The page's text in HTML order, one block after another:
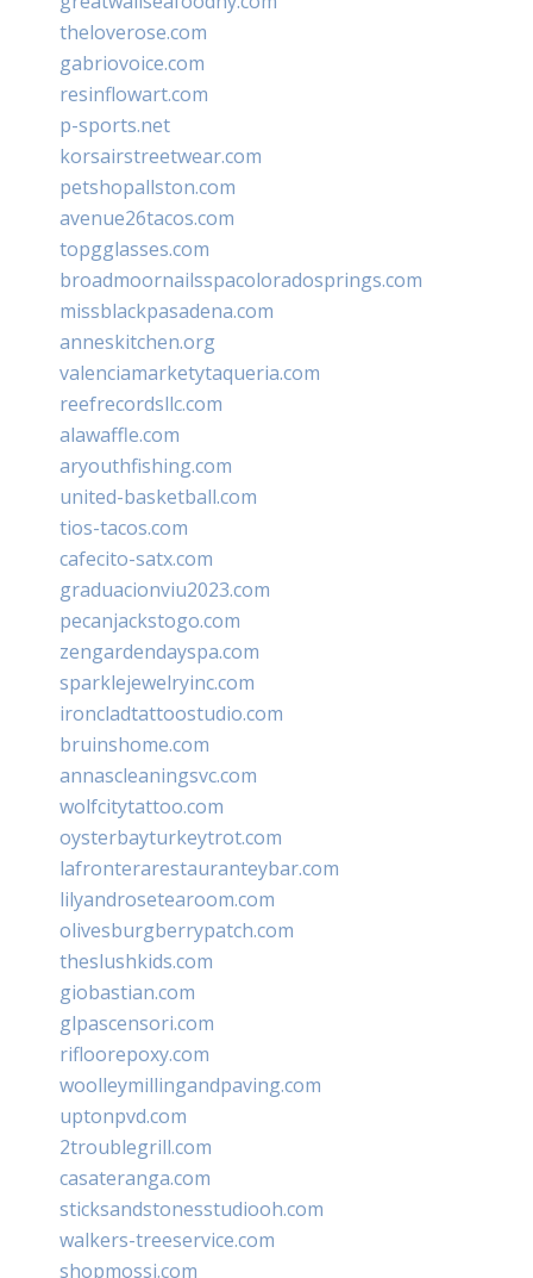
theloverose.com
gabriovoice.com
resinflowart.com
p-sports.net
korsairstreetwear.com
petshopallston.com
avenue26tacos.com
topgglasses.com
broadmoornailsspacoloradosprings.com
missblackpasadena.com
anneskitchen.org
valenciamarketytaqueria.com
reefrecordsllc.com
alawaffle.com
aryouthfishing.com
united-basketball.com
tios-tacos.com
cafecito-satx.com
graduacionviu2023.com
pecanjackstogo.com
zengardendayspa.com
sparklejewelryinc.com
ironcladtattoostudio.com
bruinshome.com
annascleaningsvc.com
wolfcitytattoo.com
oysterbayturkeytrot.com
lafronterarestauranteybar.com
lilyandrosetearoom.com
olivesburgberrypatch.com
theslushkids.com
giobastian.com
glpascensori.com
rifloorepoxy.com
woolleymillingandpaving.com
uptonpvd.com
2troublegrill.com
casateranga.com
sticksandstonesstudiooh.com
walkers-treeservice.com
shopmossi.com